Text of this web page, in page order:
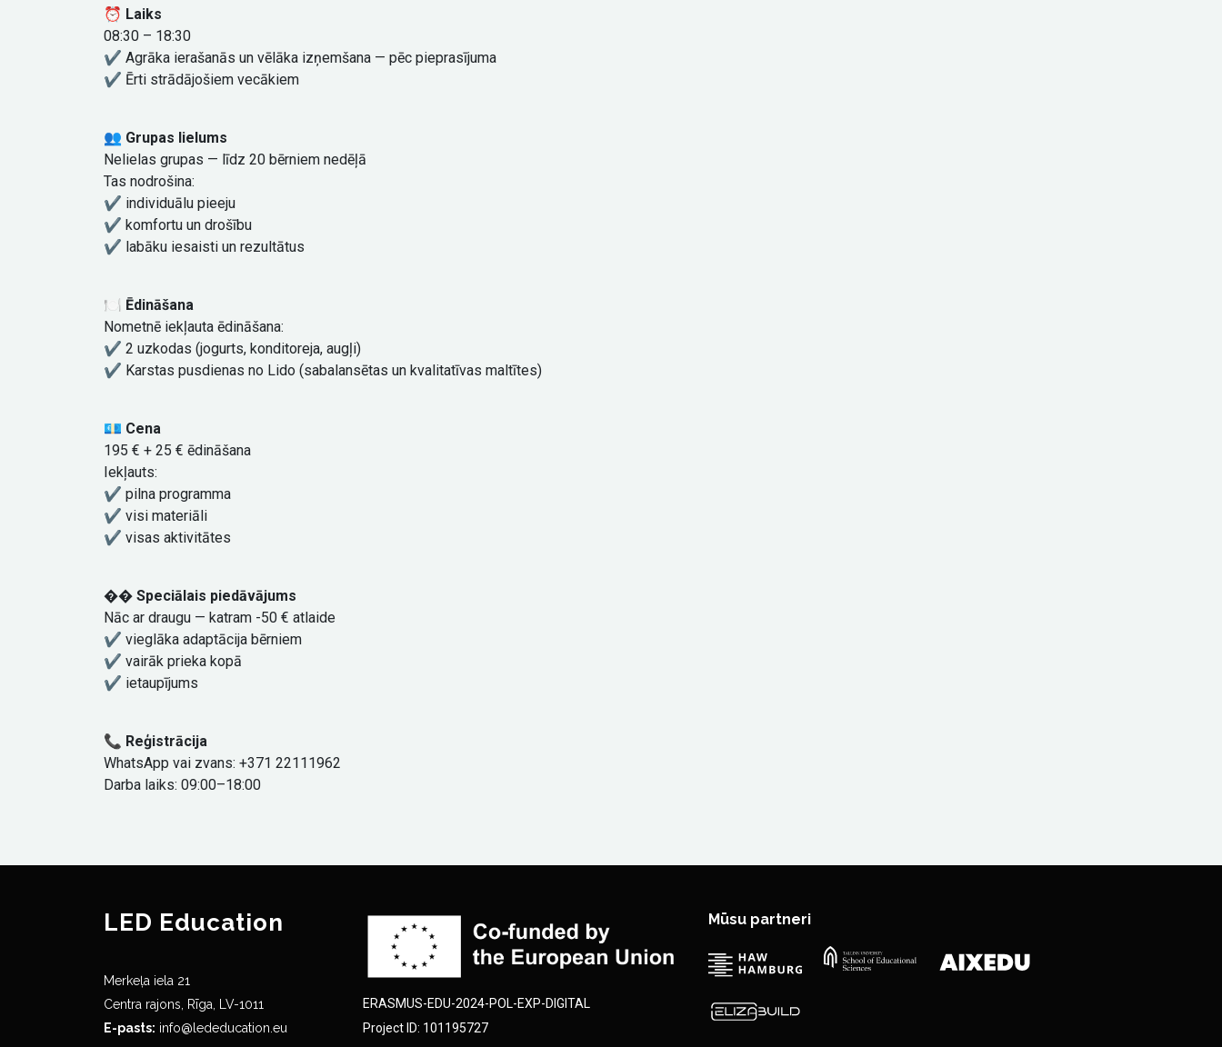
⏰ Laiks
08:30 – 18:30
✔️ Agrāka ierašanās un vēlāka izņemšana — pēc pieprasījuma
✔️ Ērti strādājošiem vecākiem
👥 Grupas lielums
Nelielas grupas — līdz 20 bērniem nedēļā
Tas nodrošina:
✔️ individuālu pieeju
✔️ komfortu un drošību
✔️ labāku iesaisti un rezultātus
🍽 Ēdināšana
Nometnē iekļauta ēdināšana:
✔️ 2 uzkodas (jogurts, konditoreja, augļi)
✔️ Karstas pusdienas no Lido (sabalansētas un kvalitatīvas maltītes)
💶 Cena
195 € + 25 € ēdināšana
Iekļauts:
✔️ pilna programma
✔️ visi materiāli
✔️ visas aktivitātes
�� Speciālais piedāvājums
Nāc ar draugu — katram -50 € atlaide
✔️ vieglāka adaptācija bērniem
✔️ vairāk prieka kopā
✔️ ietaupījums
📞 Reģistrācija
WhatsApp vai zvans: +371 22111962
Darba laiks: 09:00–18:00
LED Education
Merkeļa iela 21
Centra rajons, Rīga, LV-1011
E-pasts: info@lededucation.eu
ERASMUS-EDU-2024-POL-EXP-DIGITAL
Project ID: 101195727
Mūsu partneri